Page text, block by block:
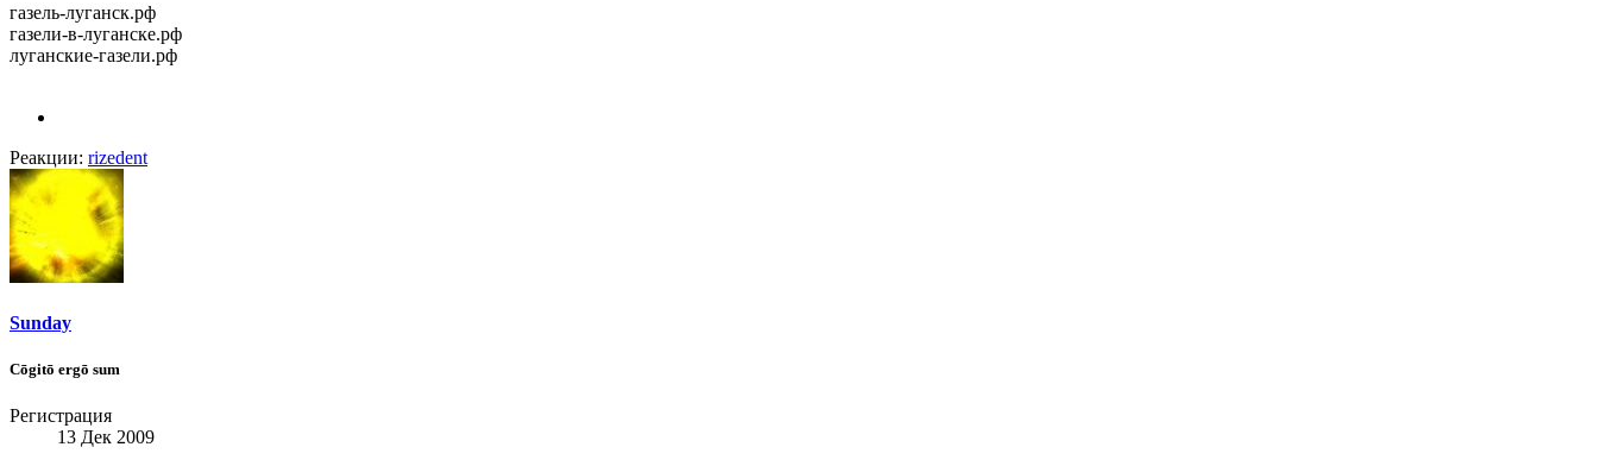
газель-луганск.рф
газели-в-луганске.рф
луганские-газели.рф
Реакции: rizedent
Sunday
Cōgitō ergō sum
Регистрация
13 Дек 2009